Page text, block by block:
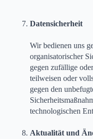
Datensicherheit
Wir bedienen uns
organisatorischer
gegen zufällige
teilweisen oder
gegen den
technologischen
Aktualität und